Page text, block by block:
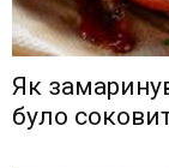
Як
було